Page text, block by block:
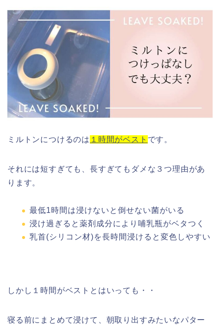
ミルトンにつけるのは １時間がベスト です。
それには短すぎても、長すぎてもダメな３つ理由があ
ります。
最低1時間は浸けないと倒せない菌がいる
浸け過ぎると薬剤成分により哺乳瓶がベタつく
乳首(シリコン材)を長時間浸けると変色しやすい
しかし１時間がベストとはいっても・・
寝る前にまとめて浸けて、朝取り出すみたいなパター